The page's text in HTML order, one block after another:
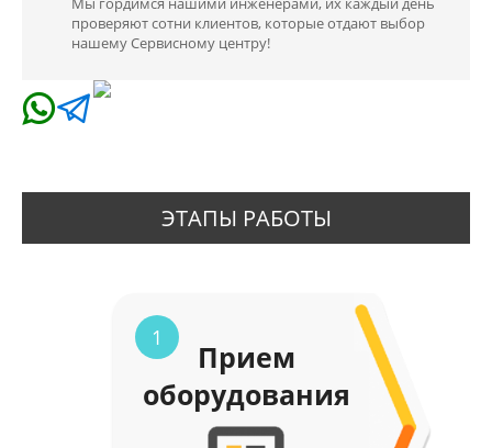
проверяют сотни клиентов, которые отдают выбор
нашему Сервисному центру!
ЭТАПЫ РАБОТЫ
1
Прием
оборудования